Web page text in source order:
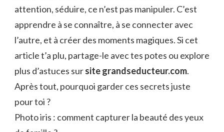
attention, séduire, ce n’est pas manipuler. C’est
apprendre à se connaître, à se connecter avec
l’autre, et à créer des moments magiques. Si cet
article t’a plu, partage-le avec tes potes ou explore
plus d’astuces sursite grandseducteur.com.
Après tout, pourquoi garder ces secrets juste
pour toi ?
Photo iris : comment capturer la beauté des yeux